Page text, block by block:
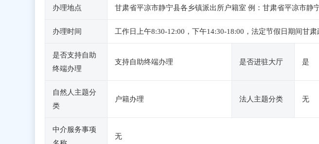
办理地点 甘肃省平凉市静宁县各乡镇派出所户籍室 例：甘肃省平凉市静
办理时间 工作日上午8:30-12:00，下午14:30-18:00，法定节假日期间甘
是否支持自助
终端办理
支持自助终端办理 是否进驻大厅 是
自然人主题分
类
户籍办理 法人主题分类 无
中介服务事项
无